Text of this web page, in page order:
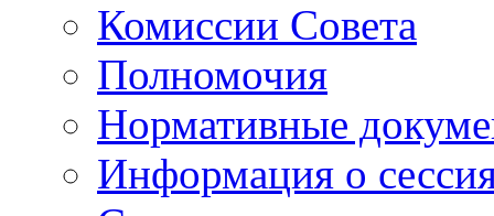
Комиссии Совета
Полномочия
Нормативные
Информация о